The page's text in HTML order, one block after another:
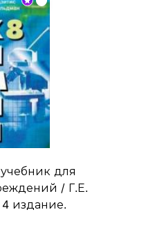
для
/ Г.Е.
издание.